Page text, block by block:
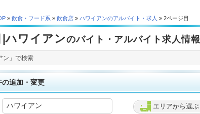
» 飲食・フード系 » 飲食店 » ハワイアンのアルバイト・求人 » 2ページ目
ハワイアンのバイト・アルバイト求人情報
ン」で検索
の追加・変更
エリアから選ぶ